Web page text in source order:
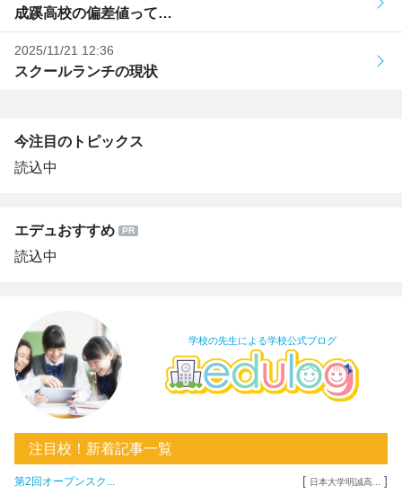
成蹊高校の偏差値って…
2025/11/21 12:36
スクールランチの現状
今注目のトピックス
読込中
エデュおすすめ
読込中
学校の先生による学校公式ブログ
注目校！新着記事一覧
第2回オープンスク... [ 日本大学明誠高... ]